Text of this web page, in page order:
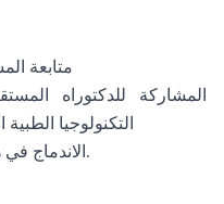
• متابعة
التكنولوجيا
• الاندماج في هيئة التدريس الجامعي (للدكتوراه).